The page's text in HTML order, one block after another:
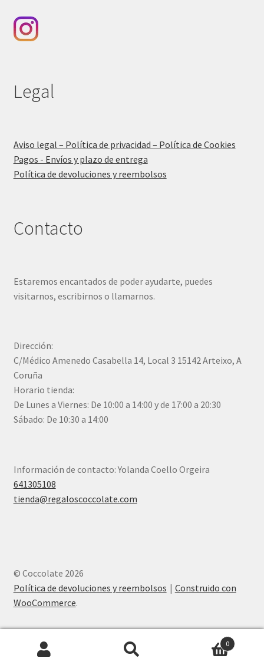
Legal
Aviso legal – Política de privacidad – Política de Cookies
Pagos - Envíos y plazo de entrega
Política de devoluciones y reembolsos
Contacto
Estaremos encantados de poder ayudarte, puedes
visitarnos, escribirnos o llamarnos.
Dirección:
C/Médico Amenedo Casabella 14, Local 3 15142 Arteixo, A
Coruña
Horario tienda:
De Lunes a Viernes: De 10:00 a 14:00 y de 17:00 a 20:30
Sábado: De 10:30 a 14:00
Información de contacto: Yolanda Coello Orgeira
641305108
tienda@regaloscoccolate.com
© Coccolate 2026
Política de devoluciones y reembolsos
Construido con
WooCommerce.
0